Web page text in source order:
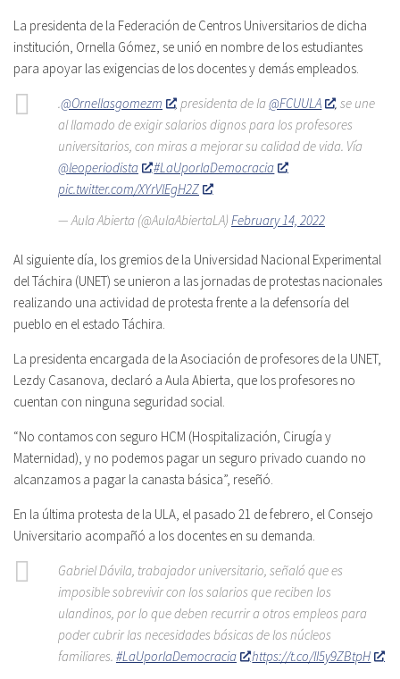
La presidenta de la Federación de Centros Universitarios de dicha
institución, Ornella Gómez, se unió en nombre de los estudiantes
para apoyar las exigencias de los docentes y demás empleados.
.@Ornellasgomezm , presidenta de la@FCUULA
, se une
al llamado de exigir salarios dignos para los profesores
universitarios, con miras a mejorar su calidad de vida. Vía
@leoperiodista
#LaUporlaDemocracia
pic.twitter.com/XYrVlEgH2Z
— Aula Abierta (@AulaAbiertaLA) February 14, 2022
Al siguiente día, los gremios de la Universidad Nacional Experimental
del Táchira (UNET) se unieron a las jornadas de protestas nacionales
realizando una actividad de protesta frente a la defensoría del
pueblo en el estado Táchira.
La presidenta encargada de la Asociación de profesores de la UNET,
Lezdy Casanova, declaró a Aula Abierta, que los profesores no
cuentan con ninguna seguridad social.
“No contamos con seguro HCM (Hospitalización, Cirugía y
Maternidad), y no podemos pagar un seguro privado cuando no
alcanzamos a pagar la canasta básica”, reseñó.
En la última protesta de la ULA, el pasado 21 de febrero, el Consejo
Universitario acompañó a los docentes en su demanda.
Gabriel Dávila, trabajador universitario, señaló que es
imposible sobrevivir con los salarios que reciben los
ulandinos, por lo que deben recurrir a otros empleos para
poder cubrir las necesidades básicas de los núcleos
familiares. #LaUporlaDemocracia
https://t.co/lI5y9ZBtpH